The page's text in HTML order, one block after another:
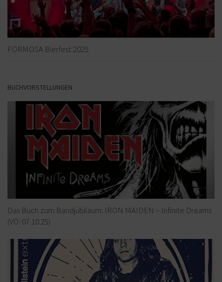
FORMOSA Bierfest 2025
BUCHVORSTELLUNGEN
Das Buch zum Bandjubiläum: IRON MAIDEN – Infinite Dreams
(VÖ: 07.10.25)